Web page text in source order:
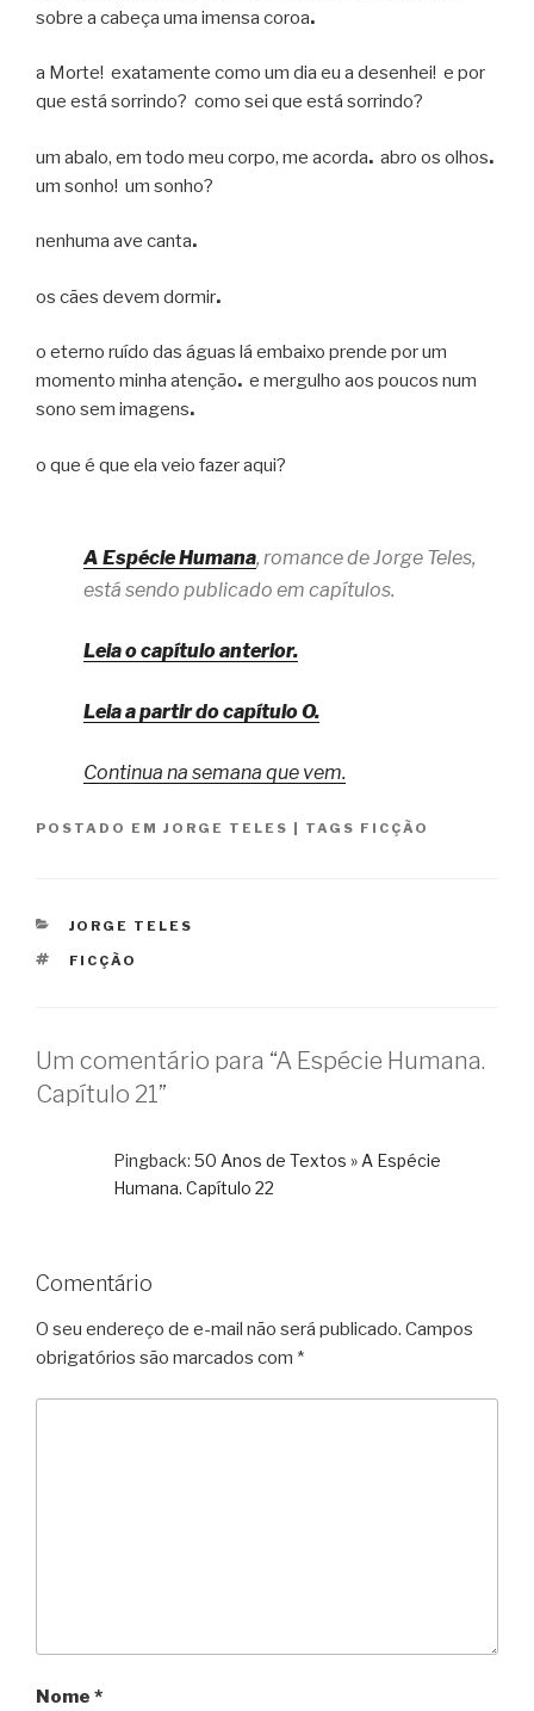
sobre a cabeça uma imensa coroa.
a Morte! exatamente como um dia eu a desenhei! e por
que está sorrindo? como sei que está sorrindo?
um abalo, em todo meu corpo, me acorda. abro os olhos.
um sonho! um sonho?
nenhuma ave canta.
os cães devem dormir.
o eterno ruído das águas lá embaixo prende por um
momento minha atenção. e mergulho aos poucos num
sono sem imagens.
o que é que ela veio fazer aqui?
A Espécie Humana, romance de Jorge Teles,
está sendo publicado em capítulos.
Leia o capítulo anterior.
Leia a partir do capítulo O.
Continua na semana que vem.
POSTADO EM JORGE TELES TAGS FICÇÃO
CATEGORIAS
JORGE TELES
TAGS
FICÇÃO
Um comentário para “A Espécie Humana.
Capítulo 21”
Pingback: 50 Anos de Textos » A Espécie
Humana. Capítulo 22
Comentário
O seu endereço de e-mail não será publicado. Campos
obrigatórios são marcados com *
Nome *